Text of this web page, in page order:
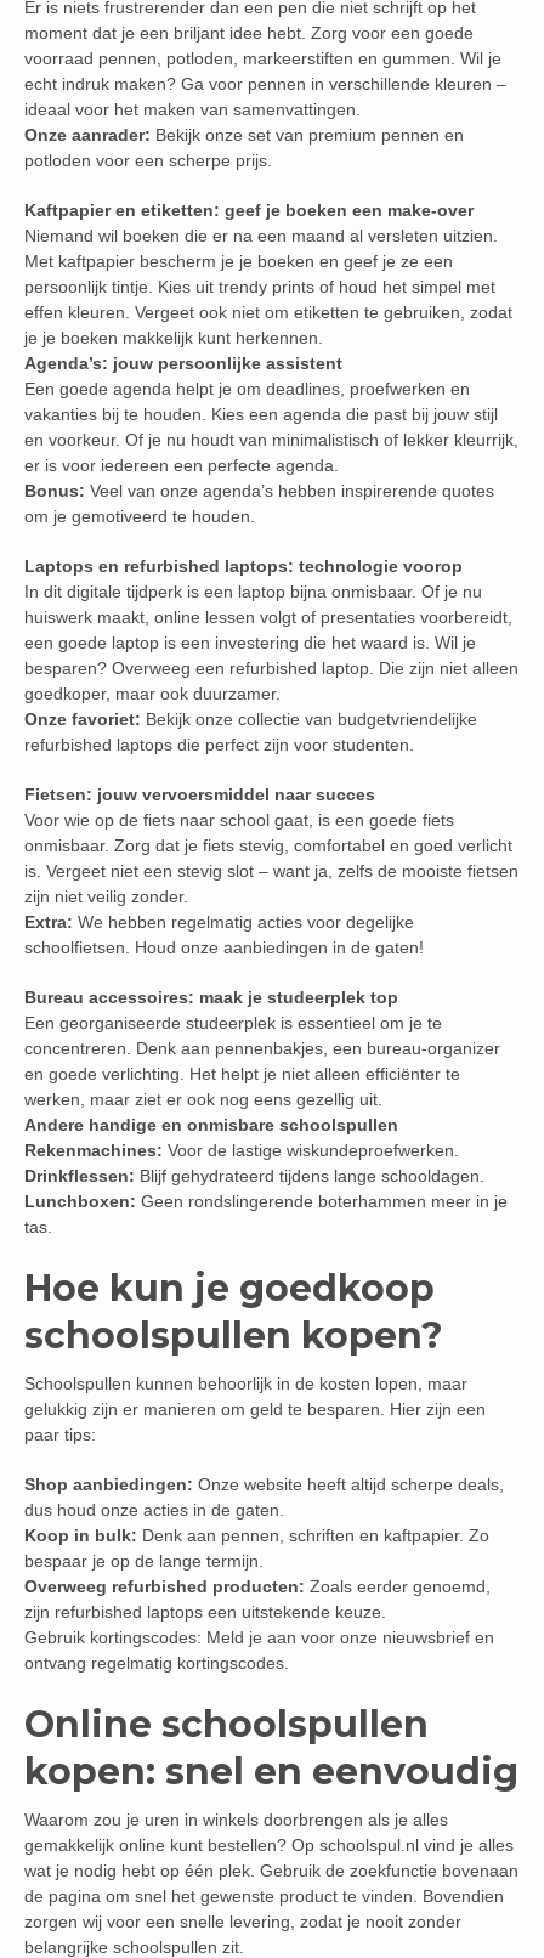
Er is niets frustrerender dan een pen die niet schrijft op het
moment dat je een briljant idee hebt. Zorg voor een goede
voorraad pennen, potloden, markeerstiften en gummen. Wil je
echt indruk maken? Ga voor pennen in verschillende kleuren –
ideaal voor het maken van samenvattingen.
Onze aanrader: Bekijk onze set van premium pennen en
potloden voor een scherpe prijs.
Kaftpapier en etiketten: geef je boeken een make-over
Niemand wil boeken die er na een maand al versleten uitzien.
Met kaftpapier bescherm je je boeken en geef je ze een
persoonlijk tintje. Kies uit trendy prints of houd het simpel met
effen kleuren. Vergeet ook niet om etiketten te gebruiken, zodat
je je boeken makkelijk kunt herkennen.
Agenda’s: jouw persoonlijke assistent
Een goede agenda helpt je om deadlines, proefwerken en
vakanties bij te houden. Kies een agenda die past bij jouw stijl
en voorkeur. Of je nu houdt van minimalistisch of lekker kleurrijk,
er is voor iedereen een perfecte agenda.
Bonus: Veel van onze agenda’s hebben inspirerende quotes
om je gemotiveerd te houden.
Laptops en refurbished laptops: technologie voorop
In dit digitale tijdperk is een laptop bijna onmisbaar. Of je nu
huiswerk maakt, online lessen volgt of presentaties voorbereidt,
een goede laptop is een investering die het waard is. Wil je
besparen? Overweeg een refurbished laptop. Die zijn niet alleen
goedkoper, maar ook duurzamer.
Onze favoriet: Bekijk onze collectie van budgetvriendelijke
refurbished laptops die perfect zijn voor studenten.
Fietsen: jouw vervoersmiddel naar succes
Voor wie op de fiets naar school gaat, is een goede fiets
onmisbaar. Zorg dat je fiets stevig, comfortabel en goed verlicht
is. Vergeet niet een stevig slot – want ja, zelfs de mooiste fietsen
zijn niet veilig zonder.
Extra: We hebben regelmatig acties voor degelijke
schoolfietsen. Houd onze aanbiedingen in de gaten!
Bureau accessoires: maak je studeerplek top
Een georganiseerde studeerplek is essentieel om je te
concentreren. Denk aan pennenbakjes, een bureau-organizer
en goede verlichting. Het helpt je niet alleen efficiënter te
werken, maar ziet er ook nog eens gezellig uit.
Andere handige en onmisbare schoolspullen
Rekenmachines: Voor de lastige wiskundeproefwerken.
Drinkflessen: Blijf gehydrateerd tijdens lange schooldagen.
Lunchboxen: Geen rondslingerende boterhammen meer in je
tas.
Hoe kun je goedkoop
schoolspullen kopen?
Schoolspullen kunnen behoorlijk in de kosten lopen, maar
gelukkig zijn er manieren om geld te besparen. Hier zijn een
paar tips:
Shop aanbiedingen: Onze website heeft altijd scherpe deals,
dus houd onze acties in de gaten.
Koop in bulk: Denk aan pennen, schriften en kaftpapier. Zo
bespaar je op de lange termijn.
Overweeg refurbished producten: Zoals eerder genoemd,
zijn refurbished laptops een uitstekende keuze.
Gebruik kortingscodes: Meld je aan voor onze nieuwsbrief en
ontvang regelmatig kortingscodes.
Online schoolspullen
kopen: snel en eenvoudig
Waarom zou je uren in winkels doorbrengen als je alles
gemakkelijk online kunt bestellen? Op schoolspul.nl vind je alles
wat je nodig hebt op één plek. Gebruik de zoekfunctie bovenaan
de pagina om snel het gewenste product te vinden. Bovendien
zorgen wij voor een snelle levering, zodat je nooit zonder
belangrijke schoolspullen zit.